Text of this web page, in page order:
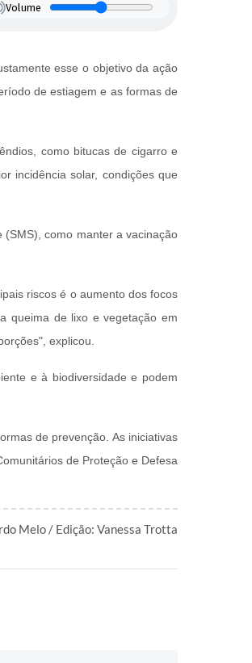
Volume
esse o objetivo da ação
de estiagem e as formas de
como bitucas de cigarro e
incidência solar, condições que
como manter a vacinação
riscos é o aumento dos focos
queima de lixo e vegetação em
explicou.
e à biodiversidade e podem
de prevenção. As iniciativas
de Proteção e Defesa
Melo / Edição: Vanessa Trotta